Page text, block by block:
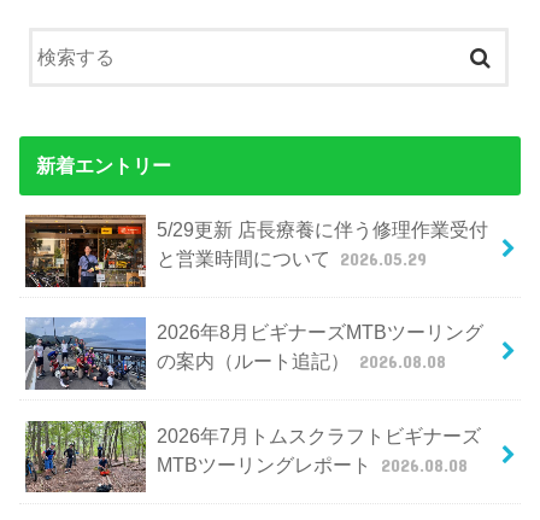
新着エントリー
5/29更新 店長療養に伴う修理作業受付
と営業時間について
2026.05.29
2026年8月ビギナーズMTBツーリング
の案内（ルート追記）
2026.08.08
2026年7月トムスクラフトビギナーズ
MTBツーリングレポート
2026.08.08